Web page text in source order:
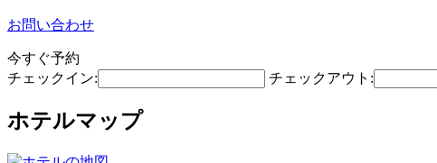
お問い合わせ
今すぐ予約
チェックイン:
チェックアウト:
ホテルマップ